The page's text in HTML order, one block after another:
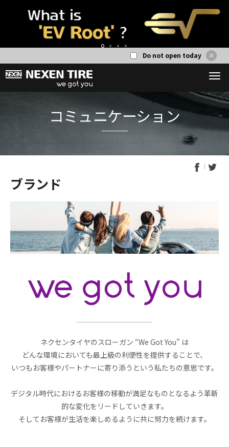
4
Do not open today
コミュニケ
ブランド
ネクセンタイヤのスローガン “We Got You” は
どんな環境においても最上級の利便性を提供することで、
いつもお客様やパートナーに寄り添うという私たちの意思です。
デジタル時代におけるお客様の移動が満足なものとなるよう革新
的な変化をリードしていきます。
そしてお客様が生活を楽しめるように共に努力を続けます。